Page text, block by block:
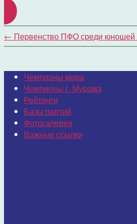
← Первенство ПФО среди юношей
Чемпионы мира
Чемпионы г. Мурома
Рейтинги
Базы партий
Фотогалерея
Важные ссылки